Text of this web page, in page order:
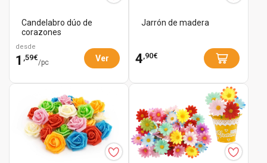
Candelabro dúo de
corazones
desde
1 ,59€
/pc Ver
Jarrón de madera
4,90€